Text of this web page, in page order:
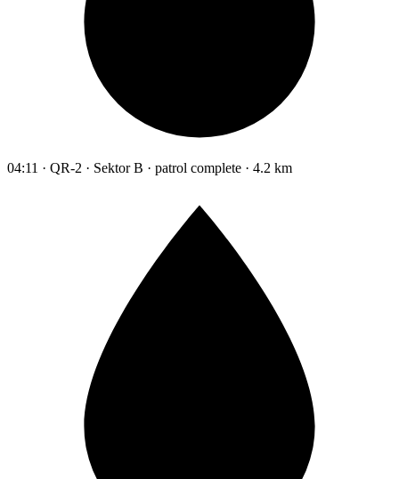
04:11 · QR-2 · Sektor B · patrol complete · 4.2 km